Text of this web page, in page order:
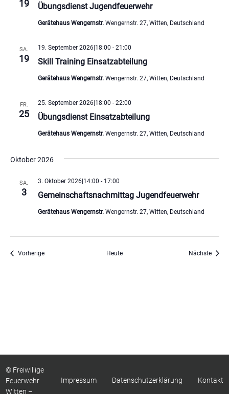
19 Übungsdienst Jugendfeuerwehr
Gerätehaus Wengernstr. Wengernstr. 27, Witten, Deutschland
SA.
19 Skill Training Einsatzabteilung
19. September 2026|18:00 - 21:00
Gerätehaus Wengernstr. Wengernstr. 27, Witten, Deutschland
FR.
25 Übungsdienst Einsatzabteilung
25. September 2026|18:00 - 22:00
Gerätehaus Wengernstr. Wengernstr. 27, Witten, Deutschland
Oktober 2026
SA.
3 Gemeinschaftsnachmittag Jugendfeuerwehr
3. Oktober 2026|14:00 - 17:00
Gerätehaus Wengernstr. Wengernstr. 27, Witten, Deutschland
VorherigeVeranstaltungen Heute Nächste
© Freiwillige
Feuerwehr
Witten –
Impressum Datenschutzerklärung Kontakt